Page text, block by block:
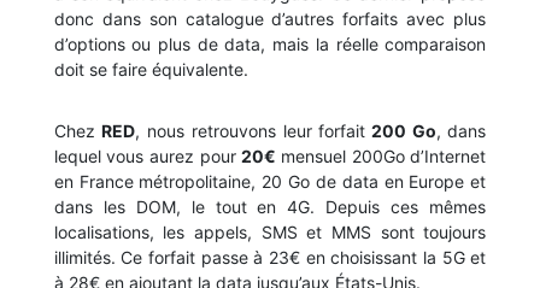
donc dans son catalogue d’autres forfaits avec plus
d’options ou plus de data, mais la réelle comparaison
doit se faire équivalente.
ChezRED, nous retrouvons leur forfait 200 Go, dans
lequel vous aurez pour20€ mensuel 200Go d’Internet
en France métropolitaine, 20 Go de data en Europe et
dans les DOM, le tout en 4G. Depuis ces mêmes
localisations, les appels, SMS et MMS sont toujours
illimités. Ce forfait passe à 23€ en choisissant la 5G et
à 28€ en ajoutant la data jusqu’aux États-Unis.